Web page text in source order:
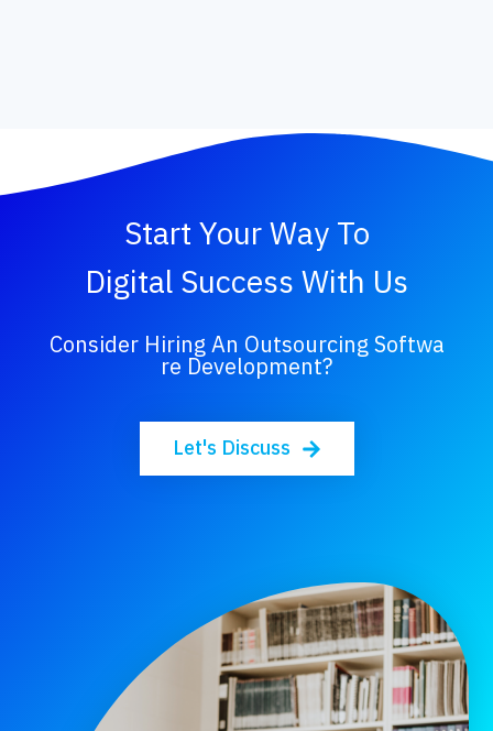
Start Your Way To
Digital Success With Us
Consider Hiring An Outsourcing Softwa
Re Development?
Let's Discuss